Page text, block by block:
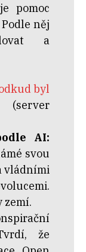
pomoc
něj
a
byl
AI:
svou
vládními
zemí.
že